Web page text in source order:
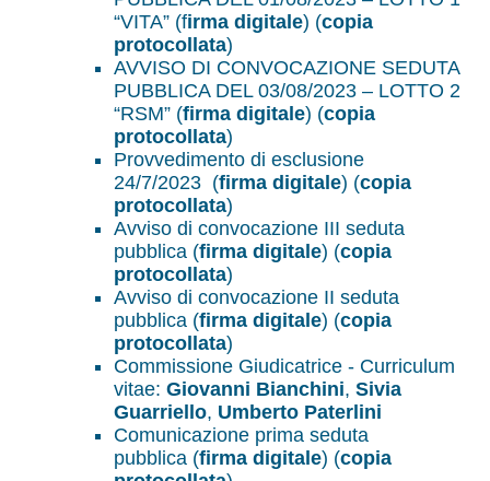
“VITA” (firma digitale) (copia
protocollata)
AVVISO DI CONVOCAZIONE SEDUTA
PUBBLICA DEL 03/08/2023 – LOTTO 2
“RSM” (firma digitale) (copia
protocollata)
Provvedimento di esclusione
24/7/2023 (firma digitale) (copia
protocollata)
Avviso di convocazione III seduta
pubblica (firma digitale) (copia
protocollata)
Avviso di convocazione II seduta
pubblica (firma digitale) (copia
protocollata)
Commissione Giudicatrice - Curriculum
vitae: Giovanni Bianchini, Sivia
Guarriello, Umberto Paterlini
Comunicazione prima seduta
pubblica (firma digitale) (copia